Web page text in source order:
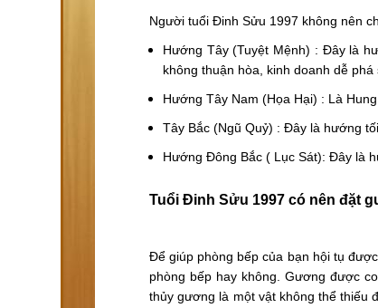
Người tuổi Đinh Sửu 1997 không nên
Hướng Tây (Tuyệt Mệnh) : Đây là
không thuận hòa, kinh doanh dễ
Hướng Tây Nam (Họa Hại) : Là
Tây Bắc (Ngũ Quỷ) : Đây là hướng
Hướng Đông Bắc ( Lục Sát): Đây là
Tuổi Đinh Sửu 1997 có nên đặt
Để giúp phòng bếp của bạn hội tụ
phòng bếp hay không. Gương được
thủy gương là một vật không thể thiếu